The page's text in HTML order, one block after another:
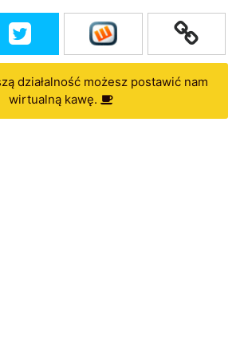
działalność możesz postawić nam
wirtualną kawę.